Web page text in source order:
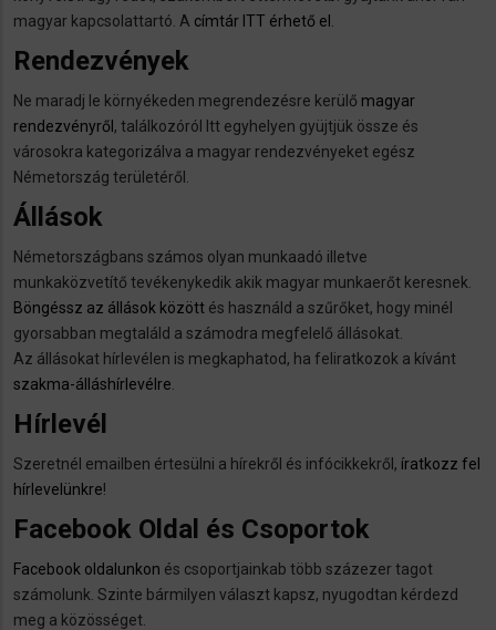
magyar kapcsolattartó. A címtár ITT érhető el
Rendezvények
Ne maradj le környékeden megrendezésre kerülő magyar
rendezvényről, találkozóról Itt egyhelyen gyüjtjük össze és
városokra kategorizálva a magyar rendezvényeket egész
Németország területéről.
Állások
Németországbans számos olyan munkaadó illetve
munkaközvetítő tevékenykedik akik magyar munkaerőt keresnek.
Böngéssz az állások között és használd a szűrőket, hogy minél
gyorsabban megtaláld a számodra megfelelő állásokat.
Az állásokat hírlevélen is megkaphatod, ha feliratkozok a kívánt
szakma-álláshírlevélre
Hírlevél
Szeretnél emailben értesülni a hírekről és infócikkekről, íratkozz fel
hírlevelünkre!
Facebook Oldal és Csoportok
Facebook oldalunkon és csoportjainkab több százezer tagot
számolunk. Szinte bármilyen választ kapsz, nyugodtan kérdezd
meg a közösséget.